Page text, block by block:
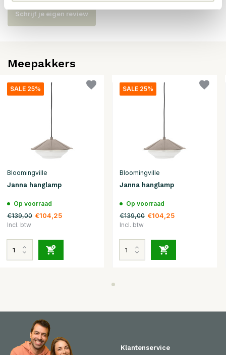
Schrijf je eigen review
Meepakkers
SALE 25%
Bloomingville
Janna hanglamp
Op voorraad
€139,00 €104,25
Incl. btw
SALE 25%
Bloomingville
Janna hanglamp
Op voorraad
€139,00 €104,25
Incl. btw
Klantenservice